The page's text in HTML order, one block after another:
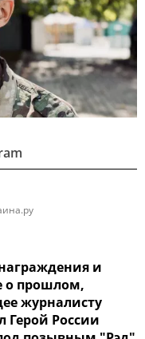
и
о прошлом,
журналисту
Герой России